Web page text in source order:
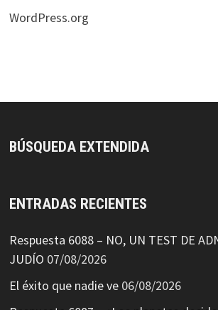
WordPress.org
BÚSQUEDA EXTENDIDA
ENTRADAS RECIENTES
Respuesta 6088 – NO, UN TEST DE
JUDÍO 07/08/2026
El éxito que nadie ve 06/08/2026